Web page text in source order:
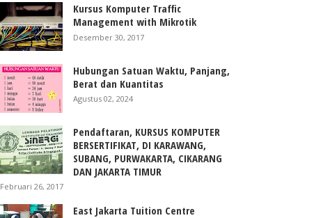
Kursus Komputer Traffic
Management with Mikrotik
Desember 30, 2017
Hubungan Satuan Waktu, Panjang,
Berat dan Kuantitas
Agustus 02, 2024
Pendaftaran, KURSUS KOMPUTER
BERSERTIFIKAT, DI KARAWANG,
SUBANG, PURWAKARTA, CIKARANG
DAN JAKARTA TIMUR
Februari 26, 2017
East Jakarta Tuition Centre